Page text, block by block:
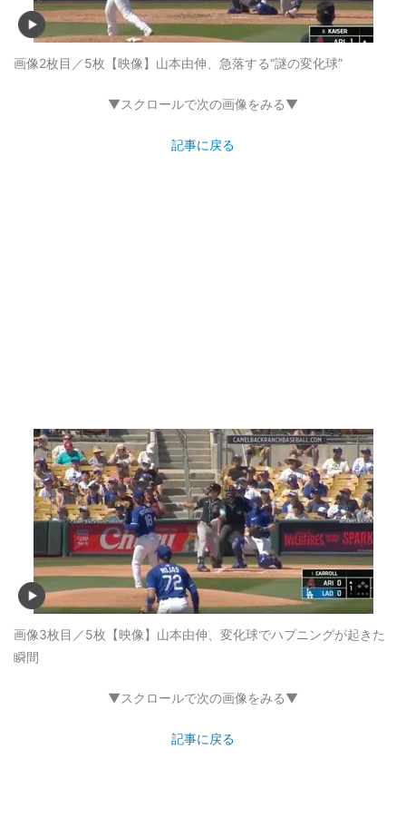
画像2枚目／5枚 【映像】山本由伸、急落する“謎の変化球”
▼スクロールで次の画像をみる▼
記事に戻る
画像3枚目／5枚 【映像】山本由伸、変化球でハプニングが起きた
瞬間
▼スクロールで次の画像をみる▼
記事に戻る